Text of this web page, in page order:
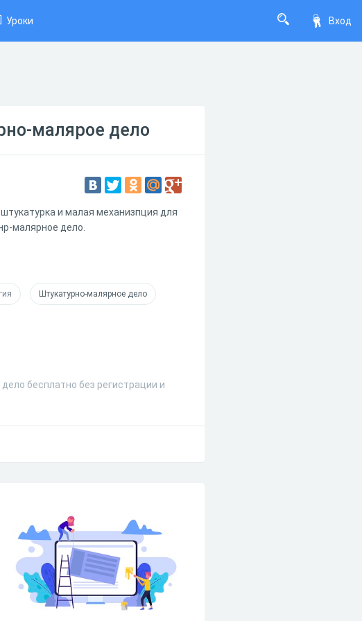
Вход
Уроки
малярое дело
и малая механизпция для
малярное дело.
Штукатурно-малярное дело
бесплатно без регистрации и